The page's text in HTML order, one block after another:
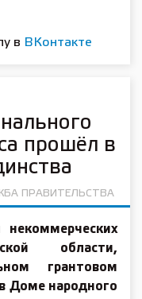
в ВКонтакте
прошёл в
ПРАВИТЕЛЬСТВА
области,
грантовом
Доме народного